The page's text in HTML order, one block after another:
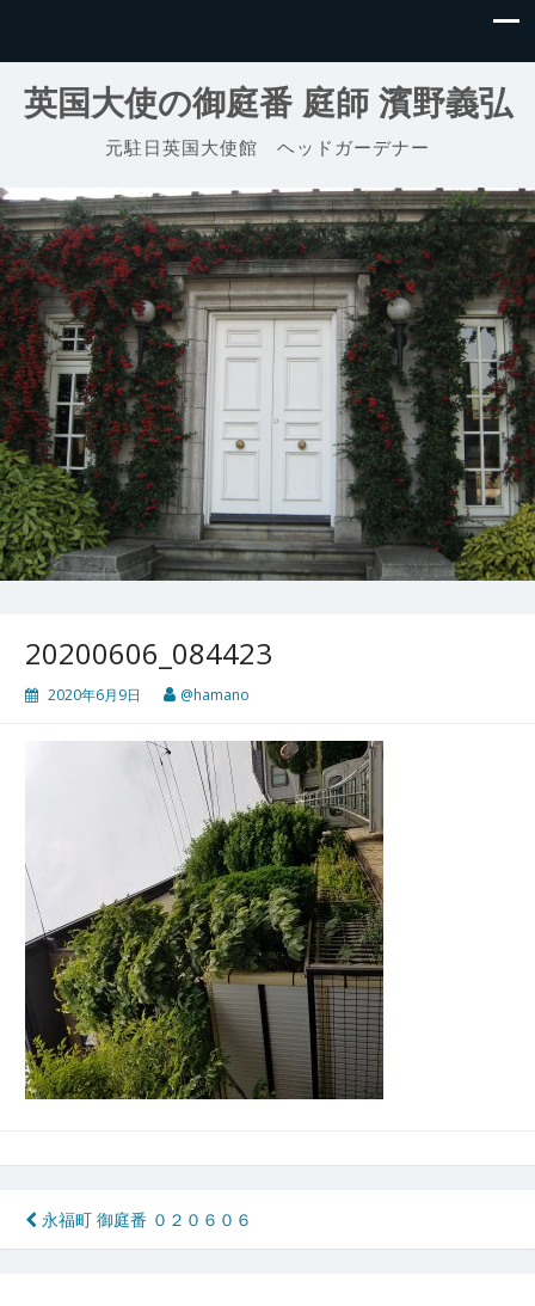
英国大使の御庭番 庭師 濱野義弘
元駐日英国大使館 ヘッドガーデナー
20200606_084423
2020年6月9日 @hamano
投
稿
永福町 御庭番 ０２０６０６